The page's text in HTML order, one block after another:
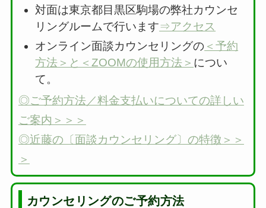
対面は東京都目黒区駒場の弊社カウンセ
リングルームで行います⇒アクセス
オンライン面談カウンセリングの ＜予約
方法＞と＜ZOOMの使用方法＞ につい
て。
◎ご予約方法／料金支払いについての詳しい
ご案内＞＞＞
◎近藤の〔面談カウンセリング〕の特徴＞＞
＞
カウンセリングのご予約方法